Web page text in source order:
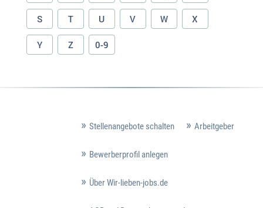
S T U V W X
Y Z 0-9
Stellenangebote schalten Arbeitgeber
Bewerberprofil anlegen
Über Wir-lieben-jobs.de